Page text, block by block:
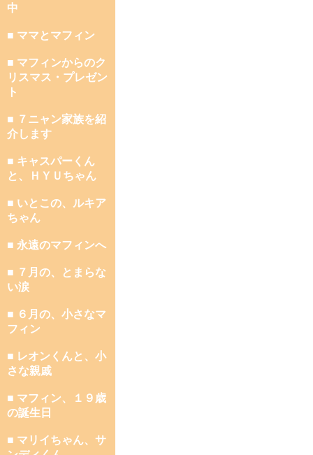
中
■ ママとマフィン
■ マフィンからのク
リスマス・プレゼン
ト
■ ７ニャン家族を紹
介します
■ キャスパーくん
と、ＨＹＵちゃん
■ いとこの、ルキア
ちゃん
■ 永遠のマフィンへ
■ ７月の、とまらな
い涙
■ ６月の、小さなマ
フィン
■ レオンくんと、小
さな親戚
■ マフィン、１９歳
の誕生日
■ マリイちゃん、サ